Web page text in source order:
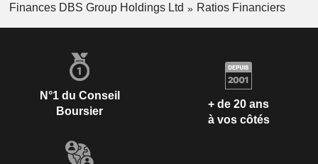
Finances DBS Group Holdings Ltd
Ratios Financiers
N°1 du Conseil
Boursier
+ de 20 ans
à vos côtés